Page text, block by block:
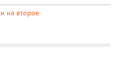
на второе